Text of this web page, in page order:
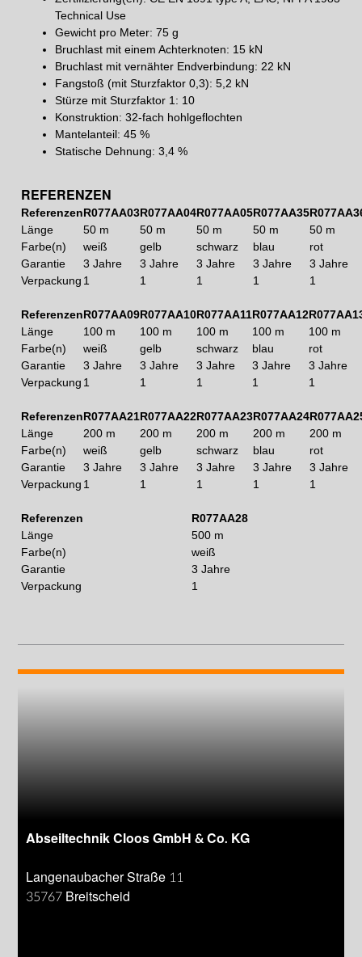
Technical Use
Gewicht pro Meter: 75 g
Bruchlast mit einem Achterknoten: 15 kN
Bruchlast mit vernähter Endverbindung: 22 kN
Fangstoß (mit Sturzfaktor 0,3): 5,2 kN
Stürze mit Sturzfaktor 1: 10
Konstruktion: 32-fach hohlgeflochten
Mantelanteil: 45 %
Statische Dehnung: 3,4 %
REFERENZEN
ReferenzenR077AA03R077AA04R077AA05R077AA35
Länge
50 m 50 m 50 m 50 m
50 m
Farbe(n)
weiß gelb schwarz blau
rot
Garantie
3 Jahre 3 Jahre 3 Jahre 3 Jahre
3 Jahre
Verpackung 1 1 1 1 1
ReferenzenR077AA09R077AA10R077AA11R077AA12
Länge
100 m 100 m 100 m 100 m
100 m
Farbe(n)
weiß gelb schwarz blau
rot
Garantie
3 Jahre 3 Jahre 3 Jahre 3 Jahre
3 Jahre
Verpackung 1 1 1 1 1
ReferenzenR077AA21R077AA22R077AA23R077AA24
Länge
200 m 200 m 200 m 200 m
200 m
Farbe(n)
weiß gelb schwarz blau
rot
Garantie
3 Jahre 3 Jahre 3 Jahre 3 Jahre
3 Jahre
Verpackung 1 1 1 1 1
Referenzen
R077AA28
Länge
500 m
Farbe(n)
weiß
Garantie
3 Jahre
Verpackung
1
Abseiltechnik Cloos GmbH & Co. KG
Langenaubacher Straße 11
35767 Breitscheid